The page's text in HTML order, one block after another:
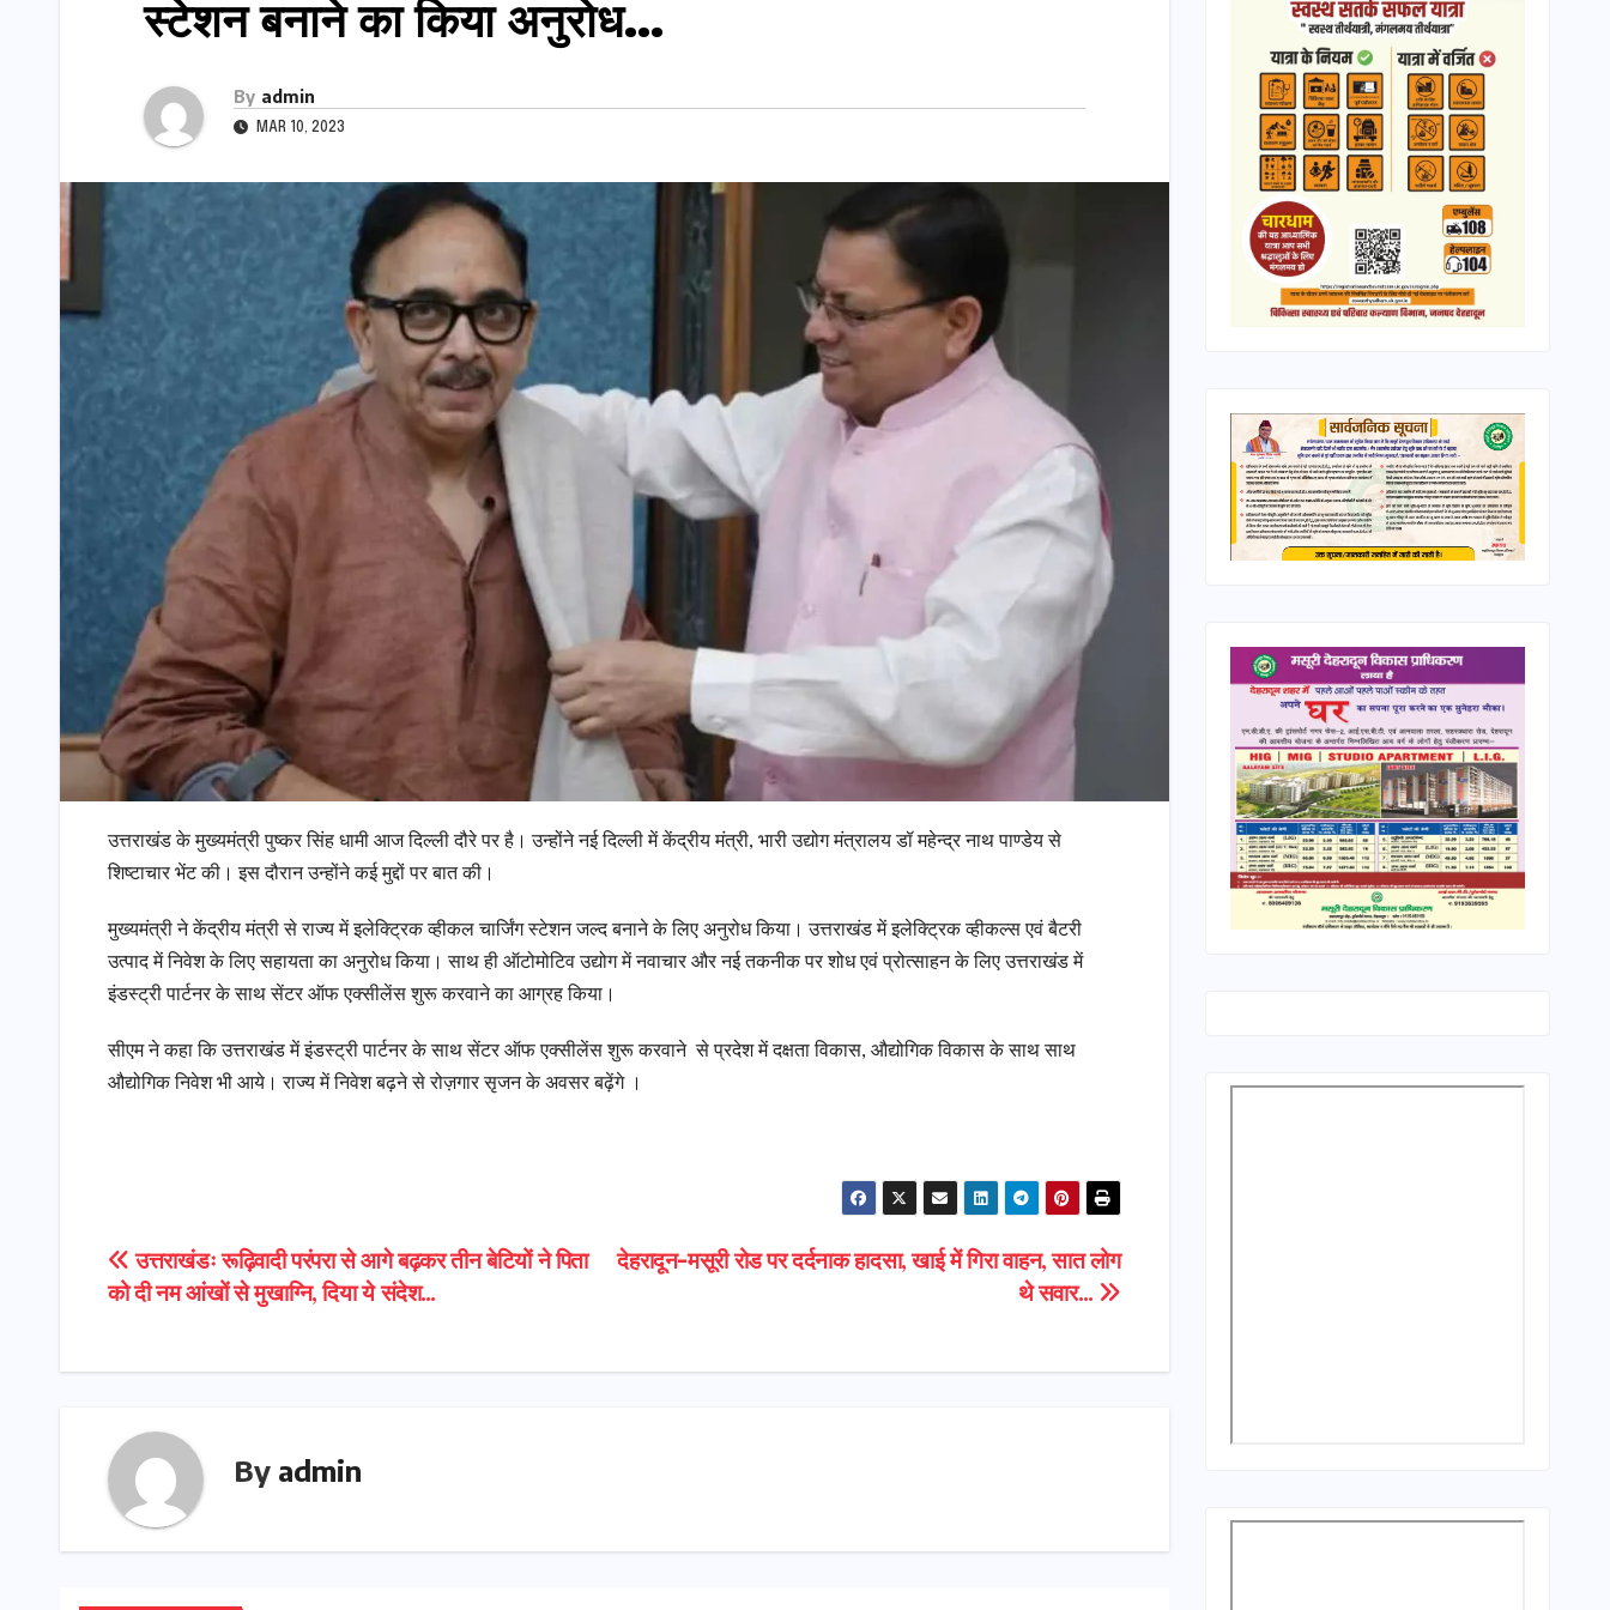
स्टेशन बनाने का किया अनुरोध…
By admin
MAR 10, 2023
उत्तराखंड के मुख्यमंत्री पुष्कर सिंह धामी आज दिल्ली दौरे पर है। उन्होंने नई दिल्ली में केंद्रीय मंत्री, भारी उद्योग मंत्रालय डॉ महेन्द्र नाथ पाण्डेय से
शिष्टाचार भेंट की। इस दौरान उन्होंने कई मुद्दों पर बात की।
मुख्यमंत्री ने केंद्रीय मंत्री से राज्य में इलेक्ट्रिक व्हीकल चार्जिंग स्टेशन जल्द बनाने के लिए अनुरोध किया। उत्तराखंड में इलेक्ट्रिक व्हीकल्स एवं बैटरी
उत्पाद में निवेश के लिए सहायता का अनुरोध किया। साथ ही ऑटोमोटिव उद्योग में नवाचार और नई तकनीक पर शोध एवं प्रोत्साहन के लिए उत्तराखंड में
इंडस्ट्री पार्टनर के साथ सेंटर ऑफ एक्सीलेंस शुरू करवाने का आग्रह किया।
सीएम ने कहा कि उत्तराखंड में इंडस्ट्री पार्टनर के साथ सेंटर ऑफ एक्सीलेंस शुरू करवाने से प्रदेश में दक्षता विकास, औद्योगिक विकास के साथ साथ
औद्योगिक निवेश भी आये। राज्य में निवेश बढ़ने से रोज़गार सृजन के अवसर बढ़ेंगे ।
Post
navigation
देहरादून-मसूरी रोड पर दर्दनाक हादसा, खाई में गिरा वाहन, सात लोग
थे सवार…
उत्तराखंडः रूढ़िवादी परंपरा से आगे बढ़कर तीन बेटियों ने पिता
को दी नम आंखों से मुखाग्नि, दिया ये संदेश…
By admin